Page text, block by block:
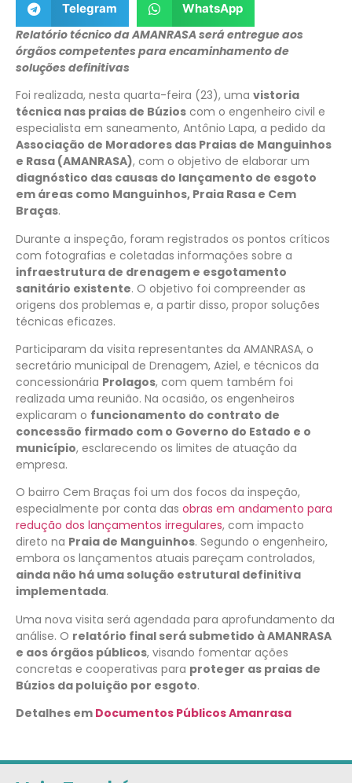
Telegram WhatsApp
Relatório técnico da AMANRASA será entregue aos
órgãos competentes para encaminhamento de
soluções definitivas
Foi realizada, nesta quarta-feira (23), uma vistoria
técnica nas praias de Búzios com o engenheiro civil e
especialista em saneamento, Antônio Lapa, a pedido da
Associação de Moradores das Praias de Manguinhos
e Rasa (AMANRASA), com o objetivo de elaborar um
diagnóstico das causas do lançamento de esgoto
em áreas como Manguinhos, Praia Rasa e Cem
Braças.
Durante a inspeção, foram registrados os pontos críticos
com fotografias e coletadas informações sobre a
infraestrutura de drenagem e esgotamento
sanitário existente. O objetivo foi compreender as
origens dos problemas e, a partir disso, propor soluções
técnicas eficazes.
Participaram da visita representantes da AMANRASA, o
secretário municipal de Drenagem, Aziel, e técnicos da
concessionária Prolagos, com quem também foi
realizada uma reunião. Na ocasião, os engenheiros
explicaram o funcionamento do contrato de
concessão firmado com o Governo do Estado e o
município, esclarecendo os limites de atuação da
empresa.
O bairro Cem Braças foi um dos focos da inspeção,
especialmente por conta das obras em andamento para
redução dos lançamentos irregulares, com impacto
direto na Praia de Manguinhos. Segundo o engenheiro,
embora os lançamentos atuais pareçam controlados,
ainda não há uma solução estrutural definitiva
implementada.
Uma nova visita será agendada para aprofundamento da
análise. O relatório final será submetido à AMANRASA
e aos órgãos públicos, visando fomentar ações
concretas e cooperativas para proteger as praias de
Búzios da poluição por esgoto.
Detalhes em Documentos Públicos Amanrasa